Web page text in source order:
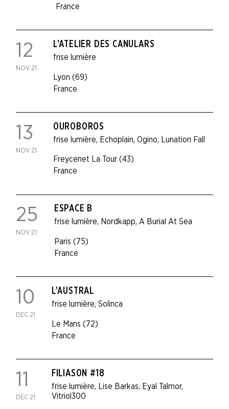
France
12
NOV 21
frise lumière
L’ATELIER DES CANULARS
Lyon (69)
France
13
NOV 21
frise lumière, Echoplain, Ogino, Lunation Fall
OUROBOROS
Freycenet La Tour (43)
France
25
NOV 21
frise lumière, Nordkapp, A Burial At Sea
ESPACE B
Paris (75)
France
10
DEC 21
frise lumière, Solinca
L’AUSTRAL
Le Mans (72)
France
11
DEC 21
frise lumière, Lise Barkas, Eyal Talmor,
Vitriol300
FILIASON #18